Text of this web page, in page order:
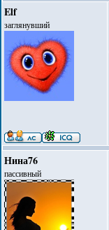
Elf
заглянувший
Нина76
пассивный